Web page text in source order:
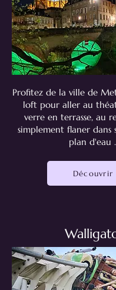
Profitez de la ville de
loft pour aller au
verre en terrasse, au
simplement flaner dans
plan d'eau
Découvrir